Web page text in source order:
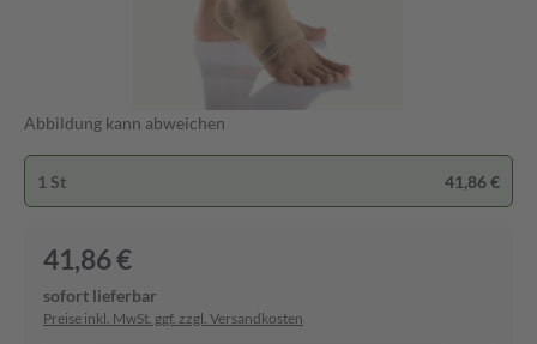
Abbildung kann abweichen
1 St 41,86 €
41,86 €
sofort lieferbar
Preise inkl. MwSt. ggf. zzgl. Versandkosten